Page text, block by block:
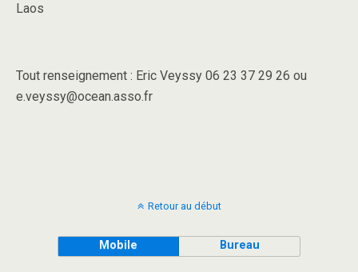
Laos
Tout renseignement : Eric Veyssy 06 23 37 29 26 ou
e.veyssy@ocean.asso.fr
Retour au début
Mobile Bureau